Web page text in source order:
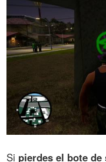
Si pierdes el bote de